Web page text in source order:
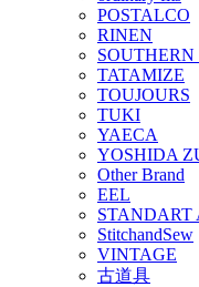
POSTALCO
RINEN
TATAMIZE
TOUJOURS
TUKI
YAECA
YOSHIDA
Other Brand
EEL
STANDART
StitchandSew
VINTAGE
古道具